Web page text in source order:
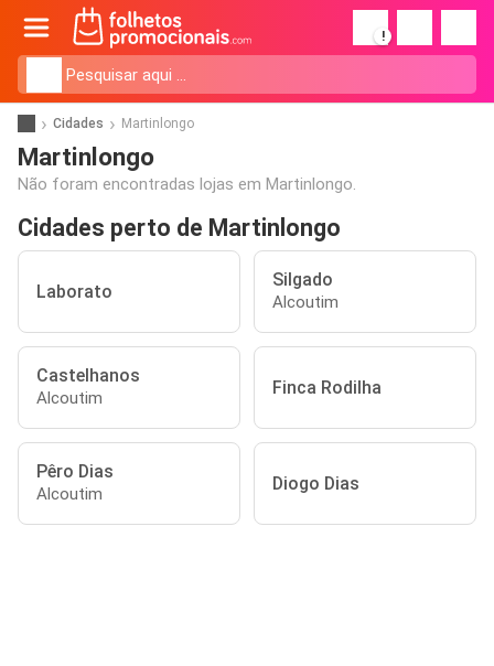
!
Cidades Martinlongo
Martinlongo
Não foram encontradas lojas em Martinlongo.
Cidades perto de Martinlongo
Laborato
Silgado
Alcoutim
Castelhanos
Alcoutim Finca Rodilha
Pêro Dias
Alcoutim Diogo Dias